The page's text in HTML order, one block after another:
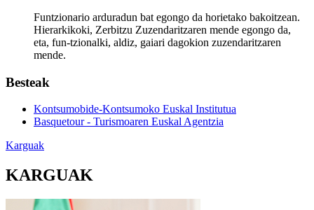
Funtzionario arduradun bat egongo da horietako bakoitzean.
Hierarkikoki, Zerbitzu Zuzendaritzaren mende egongo da,
eta, fun-tzionalki, aldiz, gaiari dagokion zuzendaritzaren
mende.
Besteak
Kontsumobide-Kontsumoko Euskal Institutua
Basquetour - Turismoaren Euskal Agentzia
Karguak
KARGUAK